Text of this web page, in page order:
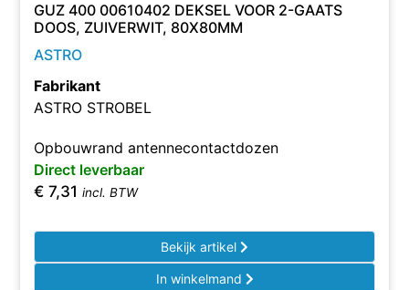
GUZ 400 00610402 DEKSEL VOOR 2-GAATS
DOOS, ZUIVERWIT, 80X80MM
ASTRO
Fabrikant
ASTRO STROBEL
Opbouwrand antennecontactdozen
Direct leverbaar
€ 7,31 incl. BTW
Bekijk artikel
In winkelmand